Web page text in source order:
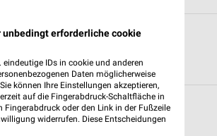
unbedingt erforderliche cookie
IDs in cookie und anderen
Daten möglicherweise
können Ihre Einstellungen akzeptieren,
auf die Fingerabdruck-Schaltfläche in
Fingerabdruck oder den Link in der Fußzeile
widerrufen. Diese Entscheidungen